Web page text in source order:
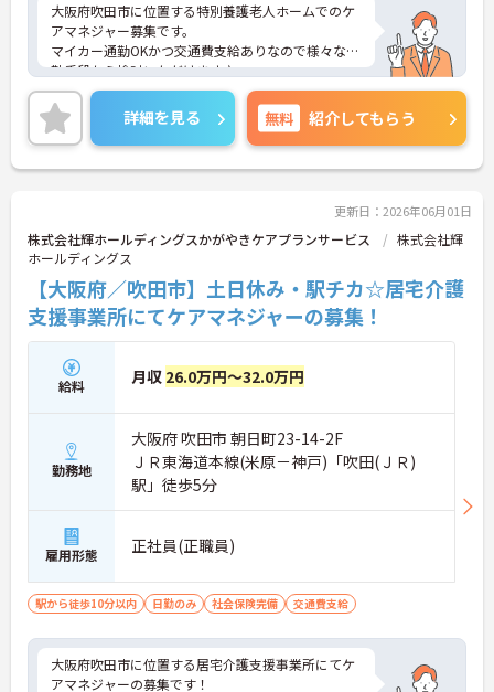
大阪府吹田市に位置する特別養護老人ホームでのケ
アマネジャー募集です。
マイカー通勤OKかつ交通費支給ありなので様々な通
勤手段から検討いただけます♪
ご興味のある方はご面接のポイントお伝えしますの
でご気軽にお問合せください。
詳細を見る 無料 紹介してもらう
更新日：2026年06月01日
株式会社輝ホールディングスかがやきケアプランサービス
株式会社輝
ホールディングス
【大阪府／吹田市】土日休み・駅チカ☆居宅介護
支援事業所にてケアマネジャーの募集！
給料 月収 26.0万円～32.0万円
勤務地
大阪府 吹田市 朝日町23-14-2F
ＪＲ東海道本線(米原－神戸)「吹田(ＪＲ)
駅」徒歩5分
雇用形態 正社員(正職員)
駅から徒歩10分以内 日勤のみ 社会保険完備 交通費支給
大阪府吹田市に位置する居宅介護支援事業所にてケ
アマネジャーの募集です！